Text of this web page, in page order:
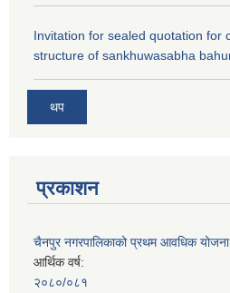
Invitation for sealed quotation for
structure of sankhuwasabha
थप
प्रकाशन
चैनपुर नगरपालिकाको प्रथम आवधिक
आर्थिक वर्ष:
२०८०/०८१